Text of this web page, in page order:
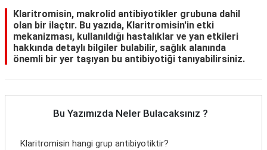
Klaritromisin, makrolid antibiyotikler grubuna dahil
olan bir ilaçtır. Bu yazıda, Klaritromisin'in etki
mekanizması, kullanıldığı hastalıklar ve yan etkileri
hakkında detaylı bilgiler bulabilir, sağlık alanında
önemli bir yer taşıyan bu antibiyotiği tanıyabilirsiniz.
Bu Yazımızda Neler Bulacaksınız ?
Klaritromisin hangi grup antibiyotiktir?